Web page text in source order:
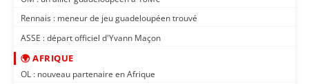
Rennais : meneur de jeu guadeloupéen trouvé
ASSE : départ officiel d'Yvann Maçon
🌍 AFRIQUE
OL : nouveau partenaire en Afrique